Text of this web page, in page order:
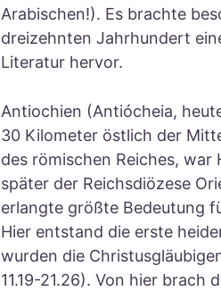
Arabischen!). Es brachte
dreizehnten Jahrhundert
Literatur hervor.
Antiochien (Antiócheia,
30 Kilometer östlich der
des römischen Reiches,
später der Reichsdiözese
erlangte größte Bedeutung
Hier entstand die erste
wurden die
11.19-21.26). Von hier brach